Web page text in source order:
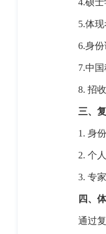
4.硕士
5.体现考
6.身份证
7.中国科
8. 招收
三、
1. 身份
2. 个人
3. 专家
四、
通过复